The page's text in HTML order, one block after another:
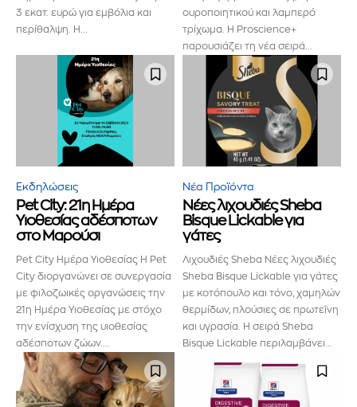
Εγγραφείτε στο Newsletter του
PetshopMarket.gr και
ενημερωθείτε πρώτοι για τα νέα
προϊόντα και τις εξελίξεις της
αγοράς.
Για να εγγραφείτε, απλώς εισάγετε τη διεύθυνση email σας
στον ιστότοπό μας ή κάντε κλικ στο κουμπί εγγραφής
παρακάτω. Μην ανησυχείτε, σεβόμαστε την ιδιωτικότητά σας
και δεν θα σας στείλουμε ανεπιθύμητα μηνύματα. Οι
πληροφορίες σας είναι ασφαλείς μαζί μας.
3 εκατ. ευρώ για εμβόλια και
περίθαλψη. Η...
ουροποιητικού και λαμπερό
τρίχωμα. Η Proscience+
παρουσιάζει τη νέα σειρά...
Εκδηλώσεις
Pet City: 21η Ημέρα
Υιοθεσίας αδέσποτων
στο Μαρούσι
Pet City Ημέρα Υιοθεσίας Η Pet
City διοργανώνει σε συνεργασία
με φιλοζωικές οργανώσεις την
21η Ημέρα Υιοθεσίας με στόχο
την ενίσχυση της υιοθεσίας
αδέσποτων ζώων....
Νέα Προϊόντα
Νέες λιχουδιές Sheba
Bisque Lickable για
γάτες
Λιχουδιές Sheba Νέες λιχουδιές
Sheba Bisque Lickable για γάτες
με κοτόπουλο και τόνο, χαμηλών
θερμίδων, πλούσιες σε πρωτεΐνη
και υγρασία. Η σειρά Sheba
Bisque Lickable περιλαμβάνει...